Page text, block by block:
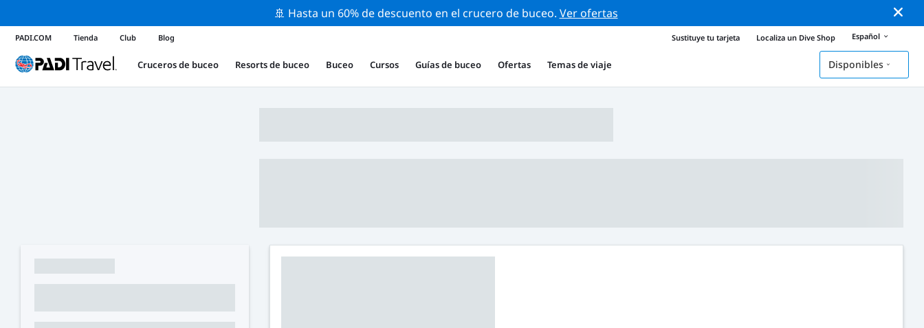
🚢 Hasta un 60% de descuento en el crucero de buceo. Ver ofertas
PADI.COM Tienda Club Blog Sustituye tu tarjeta Localiza un Dive Shop Español
Cruceros de buceo Resorts de buceo Buceo Cursos Guías de buceo Ofertas Temas de viaje Disponibles